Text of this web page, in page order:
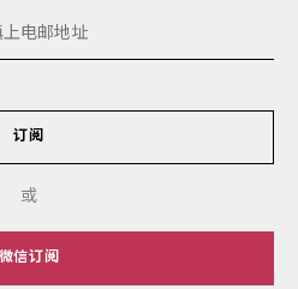
订阅
或
微信订阅